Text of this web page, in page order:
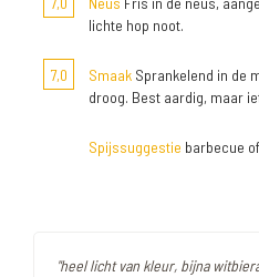
lichte hop noot.
7,0 Smaak Sprankelend in de
droog. Best aardig, maar
Spijssuggestie barbecue
"heel licht van kleur, bijna